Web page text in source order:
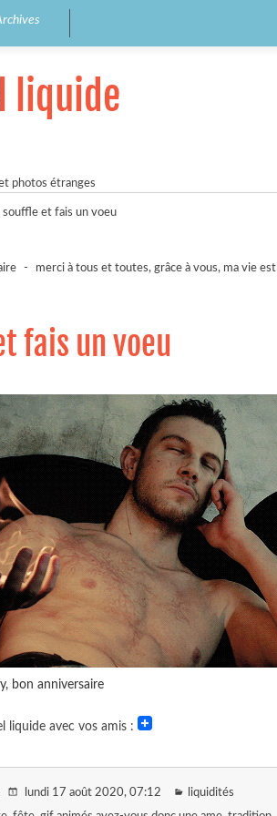
liquide
photos étranges
souffle et fais un voeu
- merci à tous et toutes, grâce à vous, ma vie est
fais un voeu
bon anniversaire
liquide avec vos amis :
lundi 17 août 2020, 07:12 liquidités